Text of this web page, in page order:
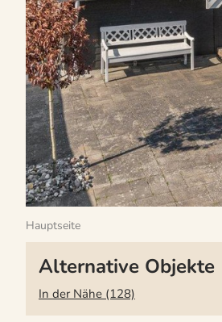
Hauptseite
Alternative Objekte
In der Nähe (128)